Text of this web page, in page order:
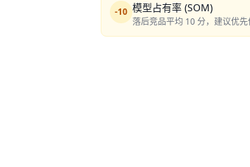
-10 模型占有率 (SOM)
落后竞品平均 10 分，建议优